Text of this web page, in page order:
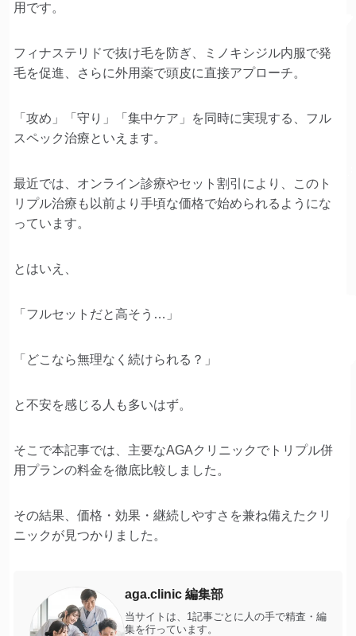
用です。
フィナステリドで抜け毛を防ぎ、ミノキシジル内服で発
毛を促進、さらに外用薬で頭皮に直接アプローチ。
「攻め」「守り」「集中ケア」を同時に実現する、フル
スペック治療といえます。
最近では、オンライン診療やセット割引により、このト
リプル治療も以前より手頃な価格で始められるようにな
っています。
とはいえ、
「フルセットだと高そう…」
「どこなら無理なく続けられる？」
と不安を感じる人も多いはず。
そこで本記事では、主要なAGAクリニックでトリプル併
用プランの料金を徹底比較しました。
その結果、価格・効果・継続しやすさを兼ね備えたクリ
ニックが見つかりました。
aga.clinic 編集部
当サイトは、1記事ごとに人の手で精査・編
集を行っています。